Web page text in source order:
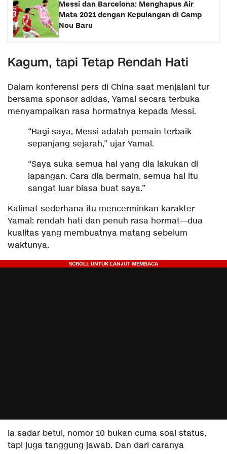
Messi dan Barcelona: Menghapus Air
Mata 2021 dengan Kepulangan di Camp
Nou Baru
Kagum, tapi Tetap Rendah Hati
Dalam konferensi pers di China saat menjalani tur
bersama sponsor adidas, Yamal secara terbuka
menyampaikan rasa hormatnya kepada Messi.
“Bagi saya, Messi adalah pemain terbaik
sepanjang sejarah,” ujar Yamal.
“Saya suka semua hal yang dia lakukan di
lapangan. Cara dia bermain, semua hal itu
sangat luar biasa buat saya.”
Kalimat sederhana itu mencerminkan karakter
Yamal: rendah hati dan penuh rasa hormat—dua
kualitas yang membuatnya matang sebelum
waktunya.
Ia sadar betul, nomor 10 bukan cuma soal status,
tapi juga tanggung jawab. Dan dari caranya